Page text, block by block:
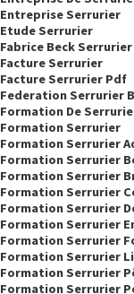
Entreprise Serrurier
Etude Serrurier
Fabrice Beck Serrurier
Facture Serrurier
Facture Serrurier Pdf
Federation Serrurier
Formation De
Formation Serrurier
Formation Serrurier
Formation Serrurier
Formation Serrurier
Formation Serrurier
Formation Serrurier
Formation Serrurier
Formation Serrurier
Formation Serrurier
Formation Serrurier
Formation Serrurier